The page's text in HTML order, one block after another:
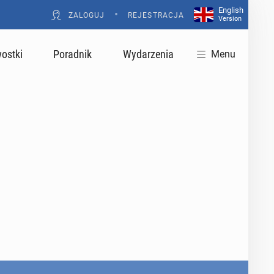
ZALOGUJ • REJESTRACJA
English
Version
Poradnik Wydarzenia Menu